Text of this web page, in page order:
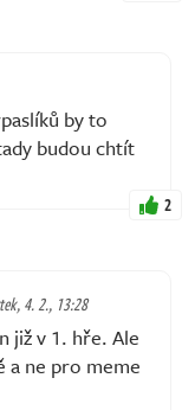
by to
budou chtít
2
4. 2., 13:28
již v 1. hře. Ale
a ne pro meme